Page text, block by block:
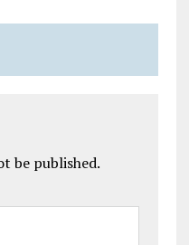
be published.